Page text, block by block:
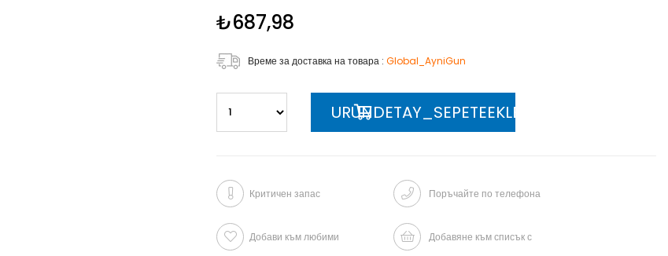
₺687,98
Време за доставка на товара : Global_AyniGun
Критичен запас Поръчайте по телефона
Добави към любими Добавяне към списък с